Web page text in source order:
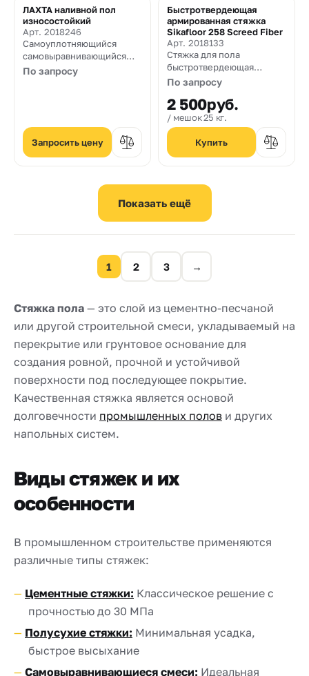
ЛАХТА наливной пол
износостойкий
Арт. 2018246
Самоуплотняющийся
самовыравнивающийся
цементный состав для
дополнительного
финишного покрытия.
Толщина заливки в один
слой от 5 до 50 мм.
По запросу
Запросить цену
Быстротвердеющая
армированная стяжка
Sikafloor 258 Screed Fiber
Арт. 2018133
Стяжка для пола
быстротвердеющая
армированная от 20 до 80
По запросу
2 500руб.
мешок 25 кг.
1 2 3 →
Стяжка пола — это слой из цементно-песчаной
или другой строительной смеси, укладываемый на
перекрытие или грунтовое основание для
создания ровной, прочной и устойчивой
поверхности под последующее покрытие.
Качественная стяжка является основой
долговечности промышленных полов и других
напольных систем.
Виды стяжек и их
особенности
В промышленном строительстве применяются
различные типы стяжек:
Цементные стяжки: Классическое решение с
прочностью до 30 МПа
Полусухие стяжки: Минимальная усадка,
быстрое высыхание
Самовыравнивающиеся смеси: Идеальная